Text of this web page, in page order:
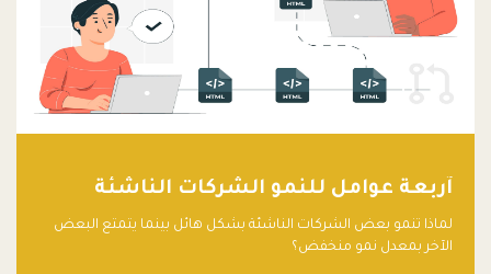
آربعة عوامل للنمو الشركات الناشئة
لماذا تنمو بعض الشركات الناشئة بشكل هائل بينما يتمتع البعض
الآخر بمعدل نمو منخفض؟